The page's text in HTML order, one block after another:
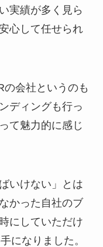
実績が多く見ら
心して任せられ
の会社というのも
ディングも行っ
て魅力的に感じ
いけない」とは
かった自社のブ
にしていただけ
になりました。